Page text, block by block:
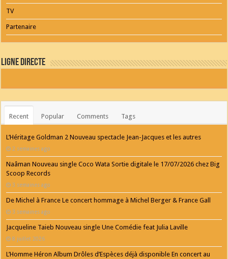
TV
Partenaire
Ligne Directe
Recent Popular Comments Tags
L’Héritage Goldman 2 Nouveau spectacle Jean-Jacques et les autres
2 semaines ago
Naâman Nouveau single Coco Wata Sortie digitale le 17/07/2026 chez Big
Scoop Records
3 semaines ago
De Michel à France Le concert hommage à Michel Berger & France Gall
3 semaines ago
Jacqueline Taieb Nouveau single Une Comédie feat Julia Laville
8 juillet 2026
L’Homme Héron Album Drôles d’Espèces déjà disponible En concert au